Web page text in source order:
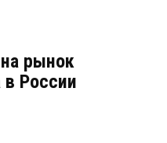
рынок
в России